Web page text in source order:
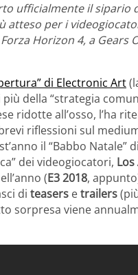
ufficialmente il sipario
per i
Horizon 4, a Gears
di Electronic Art
della “strategia
ridotte all’osso, l’ha
riflessioni sul
il “Babbo
dei videogiocatori, Los
(E3 2018,
di teasers etrailers
sorpresa viene